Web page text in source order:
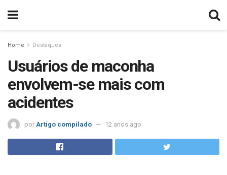
Home Destaques
Usuários de maconha
envolvem-se mais com
acidentes
por Artigo compilado 12 anos ago